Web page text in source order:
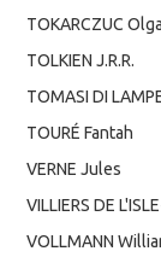
TOKARCZUC Olga
TOLKIEN J.R.R.
TOMASI DI
TOURÉ Fantah
VERNE Jules
VILLIERS DE
VOLLMANN